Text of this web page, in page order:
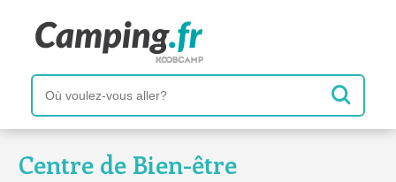
Centre de Bien-être